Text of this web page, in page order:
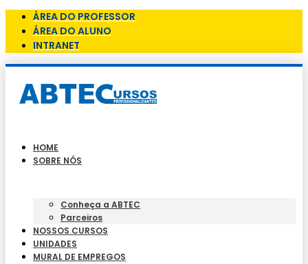
ÁREA DO PROFESSOR
ÁREA DO ALUNO
INTRANET
HOME
SOBRE NÓS
Conheça a ABTEC
Parceiros
NOSSOS CURSOS
UNIDADES
MURAL DE EMPREGOS